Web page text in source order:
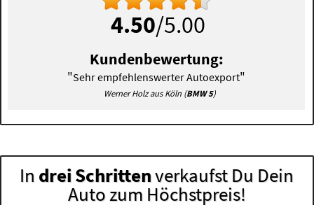
4.50/5.00
Kundenbewertung:
"Sehr empfehlenswerter Autoexport"
Werner Holz aus Köln (BMW 5)
In drei Schrittenverkaufst Du Dein
Auto zum Höchstpreis!